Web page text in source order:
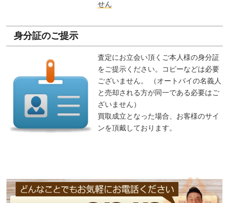
せん
身分証のご提示
査定にお立会い頂くご本人様の身分証
をご提示ください。コピーなどは必要
ございません。 （オートバイの名義人
と売却される方が同一である必要はご
ざいません）
買取成立となった場合、お客様のサイ
ンを頂戴しております。